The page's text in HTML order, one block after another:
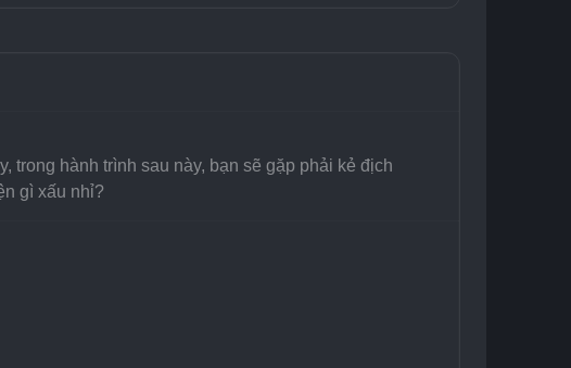
trong hành trình sau này, bạn sẽ gặp phải kẻ địch
gì xấu nhỉ?